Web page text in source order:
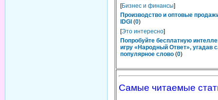
[Бизнес и финансы]
Производство и оптовые
IDGI (0)
[Это интересно]
Попробуйте бесплатную
игру «Народный Ответ», угадав
популярное слово (0)
Самые читаемые